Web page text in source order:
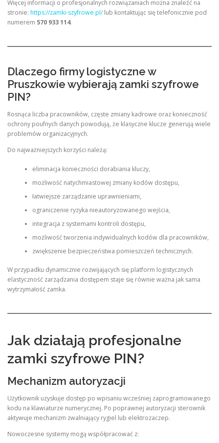
Więcej informacji o profesjonalnych rozwiązaniach można znaleźć na
stronie: https://zamki-szyfrowe.pl/lub kontaktując się telefonicznie pod
numerem 570 933 114.
Dlaczego firmy logistyczne w
Pruszkowie wybierają zamki szyfrowe
PIN?
Rosnąca liczba pracowników, częste zmiany kadrowe oraz konieczność
ochrony poufnych danych powodują, że klasyczne klucze generują wiele
problemów organizacyjnych.
Do najważniejszych korzyści należą:
eliminacja konieczności dorabiania kluczy,
możliwość natychmiastowej zmiany kodów dostępu,
łatwiejsze zarządzanie uprawnieniami,
ograniczenie ryzyka nieautoryzowanego wejścia,
integracja z systemami kontroli dostępu,
możliwość tworzenia indywidualnych kodów dla pracowników,
zwiększenie bezpieczeństwa pomieszczeń technicznych.
W przypadku dynamicznie rozwijających się platform logistycznych
elastyczność zarządzania dostępem staje się równie ważna jak sama
wytrzymałość zamka.
Jak działają profesjonalne
zamki szyfrowe PIN?
Mechanizm autoryzacji
Użytkownik uzyskuje dostęp po wpisaniu wcześniej zaprogramowanego
kodu na klawiaturze numerycznej. Po poprawnej autoryzacji sterownik
aktywuje mechanizm zwalniający rygiel lub elektrozaczep.
Nowoczesne systemy mogą współpracować z: